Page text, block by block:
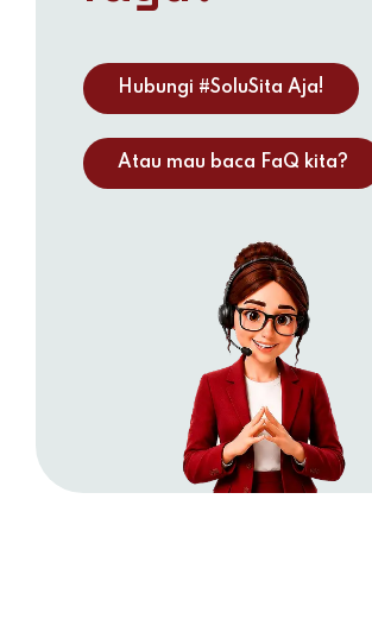
Hubungi #SoluSita Aja!
Atau mau baca FaQ kita?